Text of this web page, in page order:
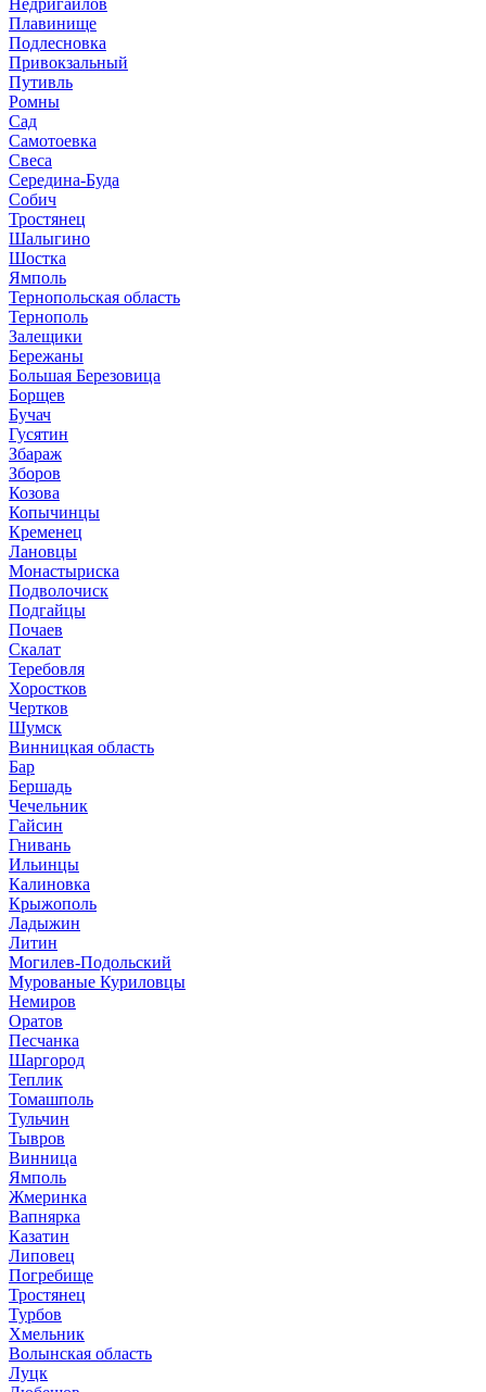
Недригайлов
Плавинище
Подлесновка
Привокзальный
Путивль
Ромны
Сад
Самотоевка
Свеса
Середина-Буда
Собич
Тростянец
Шалыгино
Шостка
Ямполь
Тернопольская область
Тернополь
Залещики
Бережаны
Большая Березовица
Борщев
Бучач
Гусятин
Збараж
Зборов
Козова
Копычинцы
Кременец
Лановцы
Монастыриска
Подволочиск
Подгайцы
Почаев
Скалат
Теребовля
Хоростков
Чертков
Шумск
Винницкая область
Бар
Бершадь
Чечельник
Гайсин
Гнивань
Ильинцы
Калиновка
Крыжополь
Ладыжин
Литин
Могилев-Подольский
Мурованые Куриловцы
Немиров
Оратов
Песчанка
Шаргород
Теплик
Томашполь
Тульчин
Тывров
Винница
Ямполь
Жмеринка
Вапнярка
Казатин
Липовец
Погребище
Тростянец
Турбов
Хмельник
Волынская область
Луцк